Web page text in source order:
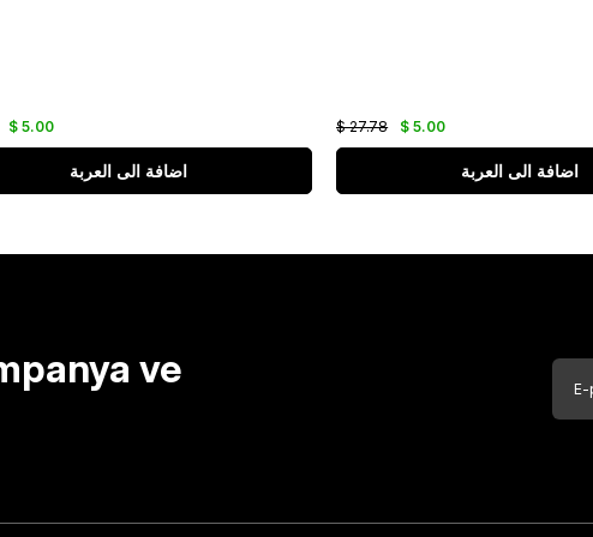
$ 5.00
اضافة الى العربة
$ 5.00
$ 27.78
اضافة الى العربة
ve